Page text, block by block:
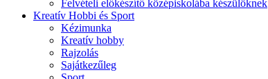
Felvételi előkészítő középiskolába készülöknek
Kreatív Hobbi és Sport
Kézimunka
Kreatív hobby
Rajzolás
Sajátkezűleg